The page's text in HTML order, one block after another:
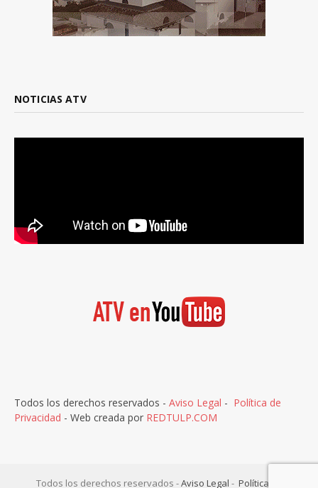
NOTICIAS ATV
Todos los derechos reservados - Aviso Legal - Política de
Privacidad - Web creada por REDTULP.COM
Todos los derechos reservados -Aviso Legal - Política de